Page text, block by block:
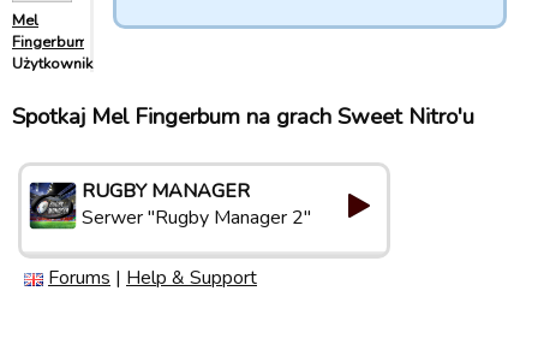
Mel
Fingerbum
Użytkownik
Spotkaj Mel Fingerbum na grach Sweet Nitro'u
RUGBY MANAGER
Serwer "Rugby Manager 2"
Forums | Help & Support